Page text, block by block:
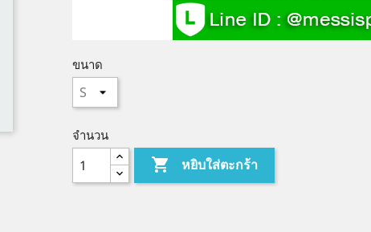
ขนาด
จำนวน
 หยิบใส่ตะกร้า